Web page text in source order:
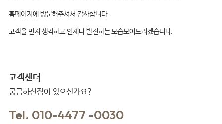
홈페이지에 방문해주셔서 감사합니다.
고객을 먼저 생각하고 언제나 발전하는 모습보여드리겠습니다.
고객센터
궁금하신점이 있으신가요?
Tel. 010-4477 -0030